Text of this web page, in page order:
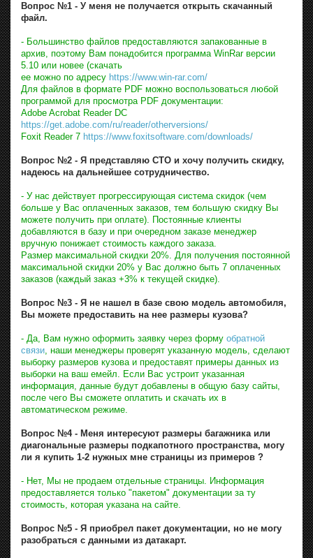
Вопрос №1 - У меня не получается открыть скачанный
файл.
- Большинство файлов предоставляются запакованные в
архив, поэтому Вам понадобится программа WinRar версии
5.10 или новее (скачать
ее можно по адресу https://www.win-rar.com/
Для файлов в формате PDF можно воспользоваться любой
программой для просмотра PDF документации:
Adobe Acrobat Reader DC
https://get.adobe.com/ru/reader/otherversions/
Foxit Reader 7 https://www.foxitsoftware.com/downloads/
Вопрос №2 - Я представляю СТО и хочу получить скидку,
надеюсь на дальнейшее сотрудничество.
- У нас действует прогрессирующая система скидок (чем
больше у Вас оплаченных заказов, тем большую скидку Вы
можете получить при оплате). Постоянные клиенты
добавляются в базу и при очередном заказе менеджер
вручную понижает стоимость каждого заказа.
Размер максимальной скидки 20%. Для получения постоянной
максимальной скидки 20% у Вас должно быть 7 оплаченных
заказов (каждый заказ +3% к текущей скидке).
Вопрос №3 - Я не нашел в базе свою модель автомобиля,
Вы можете предоставить на нее размеры кузова?
- Да, Вам нужно оформить заявку через форму обратной
связи, наши менеджеры проверят указанную модель, сделают
выборку размеров кузова и предоставят примеры данных из
выборки на ваш емейл. Если Вас устроит указанная
информация, данные будут добавлены в общую базу сайты,
после чего Вы сможете оплатить и скачать их в
автоматическом режиме.
Вопрос №4 - Меня интересуют размеры багажника или
диагональные размеры подкапотного пространства, могу
ли я купить 1-2 нужных мне страницы из примеров ?
- Нет, Мы не продаем отдельные страницы. Информация
предоставляется только "пакетом" документации за ту
стоимость, которая указана на сайте.
Вопрос №5 - Я приобрел пакет документации, но не могу
разобраться с данными из датакарт.